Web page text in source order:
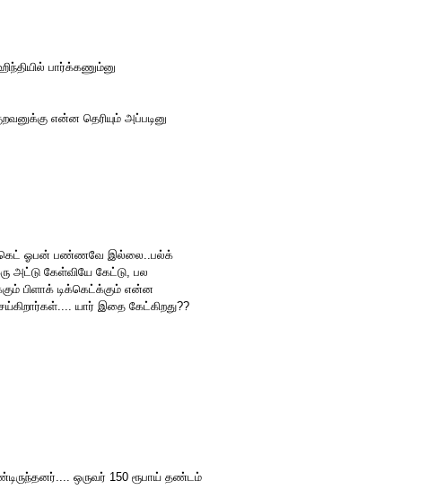
பார்க்கணும்னு
என்ன தெரியும் அப்படினு
ஓபன் பண்ணவே இல்லை..பல்க்
அட்டு கேள்வியே கேட்டு, பல
பிளாக் டிக்கெட்க்கும் என்ன
யார் இதை கேட்கிறது??
ஒருவர் 150 ரூபாய் தண்டம்